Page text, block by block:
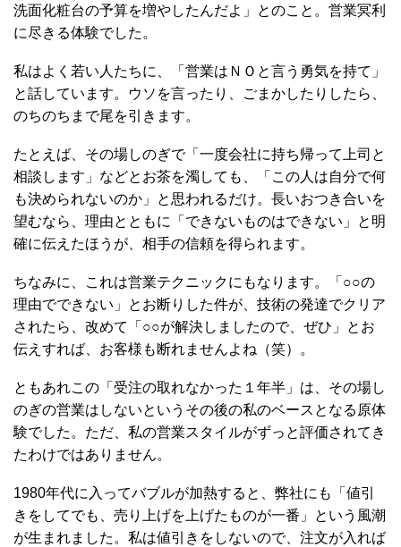
洗面化粧台の予算を増やしたんだよ」とのこと。営業冥利
に尽きる体験でした。
私はよく若い人たちに、「営業はＮＯと言う勇気を持て」
と話しています。ウソを言ったり、ごまかしたりしたら、
のちのちまで尾を引きます。
たとえば、その場しのぎで「一度会社に持ち帰って上司と
相談します」などとお茶を濁しても、「この人は自分で何
も決められないのか」と思われるだけ。長いおつき合いを
望むなら、理由とともに「できないものはできない」と明
確に伝えたほうが、相手の信頼を得られます。
ちなみに、これは営業テクニックにもなります。「○○の
理由でできない」とお断りした件が、技術の発達でクリア
されたら、改めて「○○が解決しましたので、ぜひ」とお
伝えすれば、お客様も断れませんよね（笑）。
ともあれこの「受注の取れなかった１年半」は、その場し
のぎの営業はしないというその後の私のベースとなる原体
験でした。ただ、私の営業スタイルがずっと評価されてき
たわけではありません。
1980年代に入ってバブルが加熱すると、弊社にも「値引
きをしてでも、売り上げを上げたものが一番」という風潮
が生まれました。私は値引きをしないので、注文が入れば